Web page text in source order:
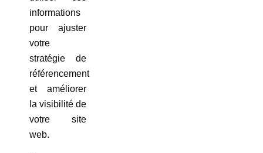
informations
pour ajuster
votre
stratégie de
référencement
et améliorer
la visibilité de
votre site
web.